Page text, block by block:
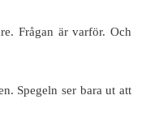
Frågan är varför. Och
Spegeln ser bara ut att